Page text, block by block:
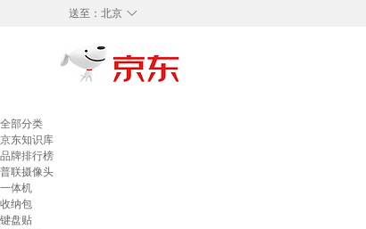
◇
送至： 北京
全部分类
京东知识库
品牌排行榜
普联摄像头
一体机
收纳包
键盘贴